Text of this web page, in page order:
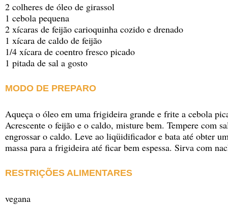
2 colheres de óleo de girassol
1 cebola pequena
2 xícaras de feijão carioquinha cozido e drenado
1 xícara de caldo de feijão
1/4 xícara de coentro fresco picado
1 pitada de sal a gosto
MODO DE PREPARO
Aqueça o óleo em uma frigideira grande e frite a cebola
Acrescente o feijão e o caldo, misture bem. Tempere com
engrossar o caldo. Leve ao liqüidificador e bata até obter
massa para a frigideira até ficar bem espessa. Sirva com
RESTRIÇÕES ALIMENTARES
vegana